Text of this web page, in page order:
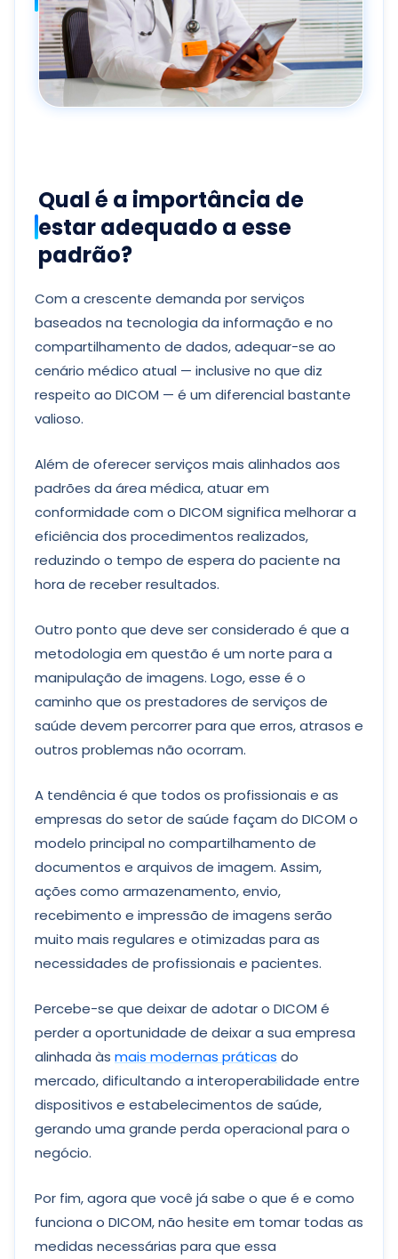
Qual é a importância de
estar adequado a esse
padrão?
Com a crescente demanda por serviços
baseados na tecnologia da informação e no
compartilhamento de dados, adequar-se ao
cenário médico atual — inclusive no que diz
respeito ao DICOM — é um diferencial bastante
valioso.
Além de oferecer serviços mais alinhados aos
padrões da área médica, atuar em
conformidade com o DICOM significa melhorar a
eficiência dos procedimentos realizados,
reduzindo o tempo de espera do paciente na
hora de receber resultados.
Outro ponto que deve ser considerado é que a
metodologia em questão é um norte para a
manipulação de imagens. Logo, esse é o
caminho que os prestadores de serviços de
saúde devem percorrer para que erros, atrasos e
outros problemas não ocorram.
A tendência é que todos os profissionais e as
empresas do setor de saúde façam do DICOM o
modelo principal no compartilhamento de
documentos e arquivos de imagem. Assim,
ações como armazenamento, envio,
recebimento e impressão de imagens serão
muito mais regulares e otimizadas para as
necessidades de profissionais e pacientes.
Percebe-se que deixar de adotar o DICOM é
perder a oportunidade de deixar a sua empresa
alinhada às mais modernas práticas do
mercado, dificultando a interoperabilidade entre
dispositivos e estabelecimentos de saúde,
gerando uma grande perda operacional para o
negócio.
Por fim, agora que você já sabe o que é e como
funciona o DICOM, não hesite em tomar todas as
medidas necessárias para que essa